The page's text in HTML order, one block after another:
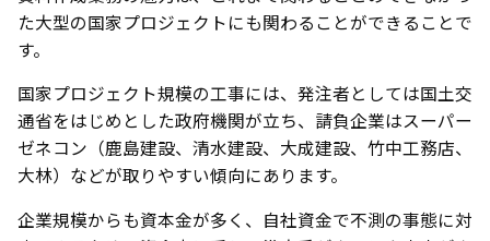
た大型の国家プロジェクトにも関わることができることで
す。
国家プロジェクト規模の工事には、発注者としては国土交
通省をはじめとした政府機関が立ち、請負企業はスーパー
ゼネコン（鹿島建設、清水建設、大成建設、竹中工務店、
大林）などが取りやすい傾向にあります。
企業規模からも資本金が多く、自社資金で不測の事態に対